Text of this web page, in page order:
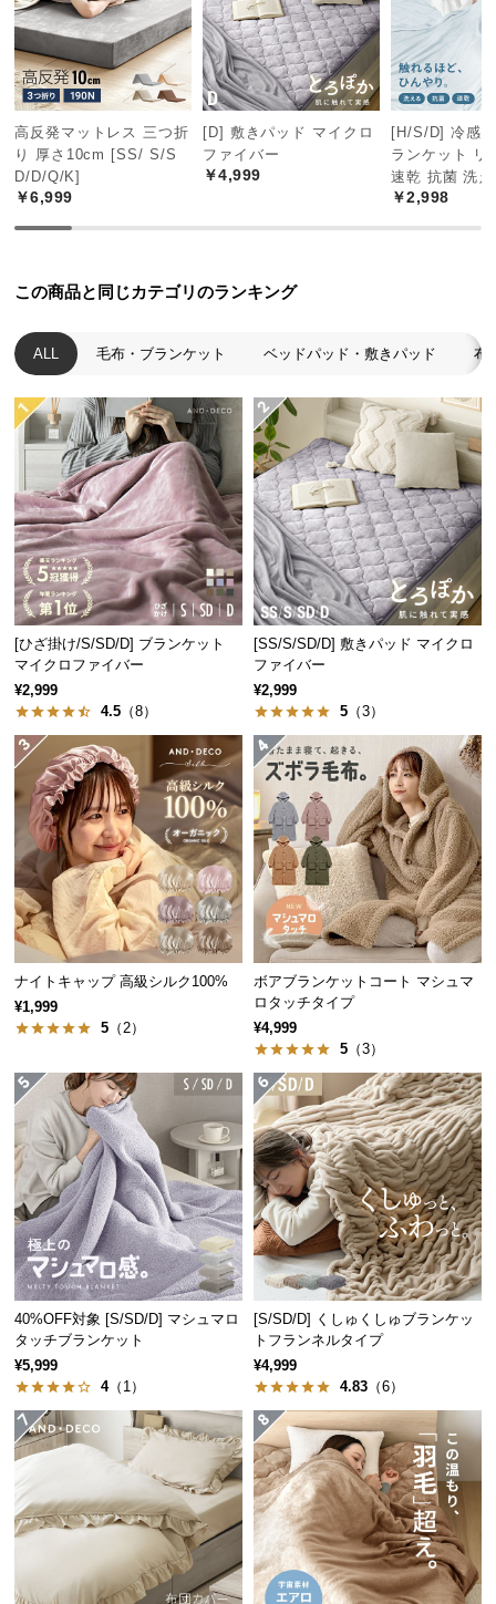
中
型
商
品
の
配
送
に
の
配
に
つ
い
て
開
梱
設
置
ビ
ス
に
つ
い
て
搬
入
経
路
つ
て
返
品・
キ
ャ
ン
セ
ル
に
つ
い
て
証
い
高反発マットレス 三つ折
り 厚さ10cm [SS/ S/S
D/D/Q/K]
￥6,999
[D] 敷きパッド マイクロ
ファイバー
￥4,999
[H/S/D] 冷感
ランケット リ
速乾 抗菌 洗
￥2,998
この商品と同じカテゴリのランキング
ALL 毛布・ブランケット ベッドパッド・敷きパッド 布
[ひざ掛け/S/SD/D] ブランケット
マイクロファイバー
¥2,999
4.5 （8）
[SS/S/SD/D] 敷きパッド マイクロ
ファイバー
¥2,999
5 （3）
ナイトキャップ 高級シルク100%
¥1,999
5 （2）
ボアブランケットコート マシュマ
ロタッチタイプ
¥4,999
5 （3）
40%OFF対象 [S/SD/D] マシュマロ
タッチブランケット
¥5,999
4（1）
[S/SD/D] くしゅくしゅブランケッ
トフランネルタイプ
¥4,999
4.83 （6）